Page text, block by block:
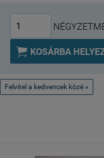
 KOSÁRBA
Felvitel a kedvencek közé »